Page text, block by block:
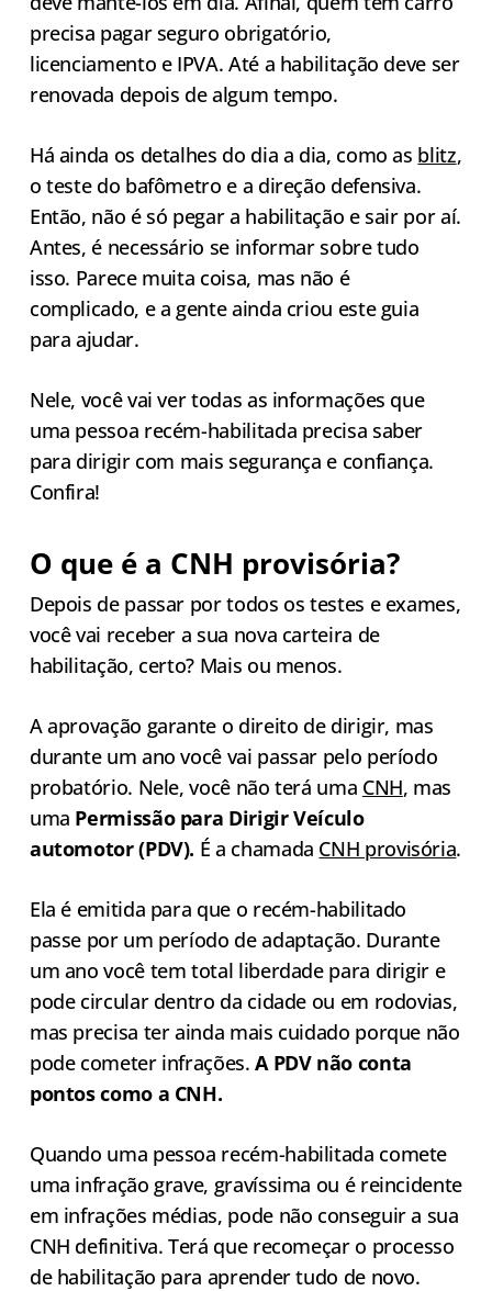
precisa pagar seguro obrigatório,
licenciamento e IPVA. Até a habilitação deve ser
renovada depois de algum tempo.
Há ainda os detalhes do dia a dia, como as blitz,
o teste do bafômetro e a direção defensiva.
Então, não é só pegar a habilitação e sair por aí.
Antes, é necessário se informar sobre tudo
isso. Parece muita coisa, mas não é
complicado, e a gente ainda criou este guia
para ajudar.
Nele, você vai ver todas as informações que
uma pessoa recém-habilitada precisa saber
para dirigir com mais segurança e confiança.
Confira!
O que é a CNH provisória?
Depois de passar por todos os testes e exames,
você vai receber a sua nova carteira de
habilitação, certo? Mais ou menos.
A aprovação garante o direito de dirigir, mas
durante um ano você vai passar pelo período
probatório. Nele, você não terá uma CNH, mas
uma Permissão para Dirigir Veículo
automotor (PDV). É a chamada CNH provisória.
Ela é emitida para que o recém-habilitado
passe por um período de adaptação. Durante
um ano você tem total liberdade para dirigir e
pode circular dentro da cidade ou em rodovias,
mas precisa ter ainda mais cuidado porque não
pode cometer infrações.A PDV não conta
pontos como a CNH.
Quando uma pessoa recém-habilitada comete
uma infração grave, gravíssima ou é reincidente
em infrações médias, pode não conseguir a sua
CNH definitiva. Terá que recomeçar o processo
de habilitação para aprender tudo de novo.